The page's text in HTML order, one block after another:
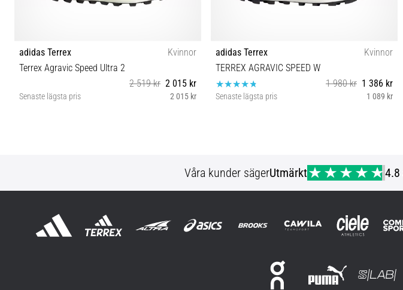
adidas Terrex
Kvinnor
Terrex Agravic Speed Ultra 2
2 519 kr 2 015 kr
Senaste lägsta pris 2 015 kr
adidas Terrex
Kvinnor
TERREX AGRAVIC SPEED W
1 980 kr 1 386 kr
Senaste lägsta pris 1 089 kr
Våra kunder sägerUtmärkt 4.8